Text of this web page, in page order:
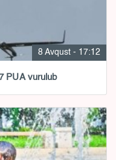
8 Avqust - 17:12
PUA vurulub